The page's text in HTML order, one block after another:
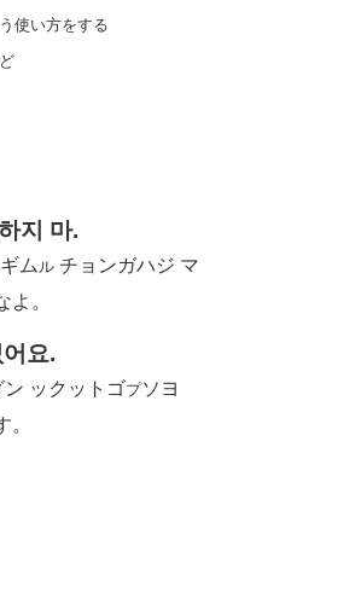
使い方をする
지 마.
ム ル チョンガハジ マ
。
요.
ン ックットゴプソヨ